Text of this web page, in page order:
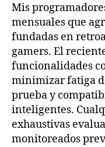
Mis
mensuales que
fundadas en
gamers. El
funcionalidades
minimizar fatiga
prueba y
inteligentes.
exhaustivas
monitoreados